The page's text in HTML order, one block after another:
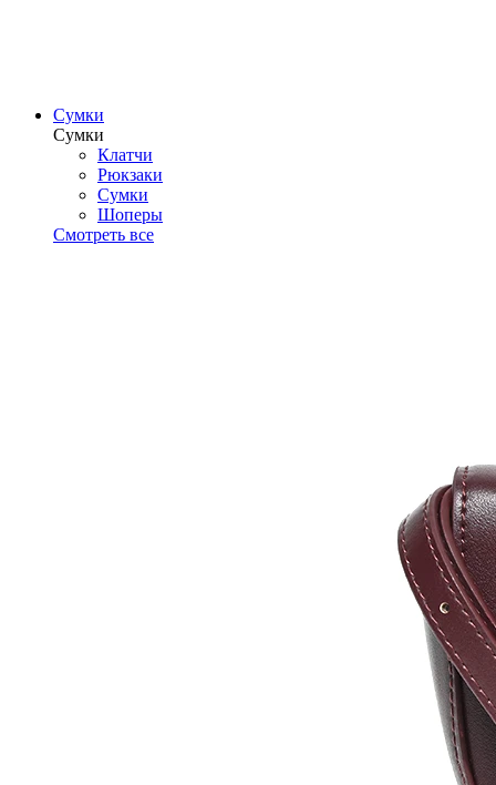
Сумки
Сумки
Клатчи
Рюкзаки
Сумки
Шоперы
Смотреть все